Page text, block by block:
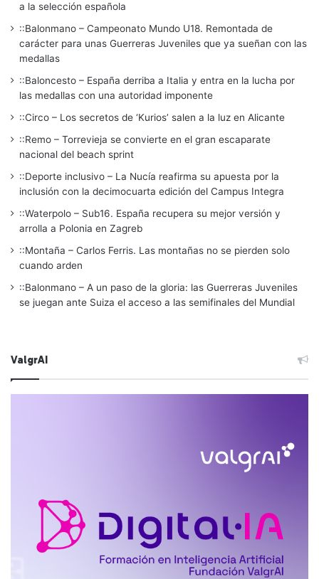
a la selección española
::Balonmano – Campeonato Mundo U18. Remontada de
carácter para unas Guerreras Juveniles que ya sueñan con las
medallas
::Baloncesto – España derriba a Italia y entra en la lucha por
las medallas con una autoridad imponente
::Circo – Los secretos de ‘Kurios’ salen a la luz en Alicante
::Remo – Torrevieja se convierte en el gran escaparate
nacional del beach sprint
::Deporte inclusivo – La Nucía reafirma su apuesta por la
inclusión con la decimocuarta edición del Campus Integra
::Waterpolo – Sub16. España recupera su mejor versión y
arrolla a Polonia en Zagreb
::Montaña – Carlos Ferris. Las montañas no se pierden solo
cuando arden
::Balonmano – A un paso de la gloria: las Guerreras Juveniles
se juegan ante Suiza el acceso a las semifinales del Mundial
ValgrAI